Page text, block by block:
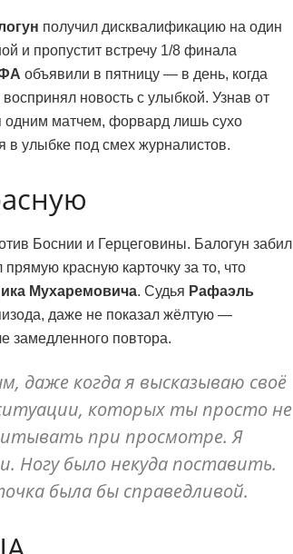
получил дисквалификацию на один
и пропустит встречу 1/8 финала
объявили в пятницу — в день, когда
новость с улыбкой. Узнав от
одним матчем, форвард лишь сухо
в улыбке под смех журналистов.
Боснии и Герцеговины. Балогун забил
красную карточку за то, что
Мухаремовича. Судья Рафаэль
даже не показал жёлтую —
замедленного повтора.
даже когда я высказываю своё
которых ты просто не
при просмотре. Я
Ногу было некуда поставить.
была бы справедливой.